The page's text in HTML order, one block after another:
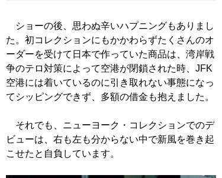
ショーの後、思わぬ辛いハプニングもありまし
た。初コレクションにもかかわらずたくさんのオ
ーダーを受けて日本で作っていた商品は、湾岸戦
争のテロ対策によって空港が閉鎖された時、JFK
空港には着いているのに引き取れない事態になっ
てシッピングできず、多額の借金も抱えました。
それでも、ニューヨーク・コレクションでのデ
ビューは、右も左も分からない中で新風を巻き起
こせたと自負しています。